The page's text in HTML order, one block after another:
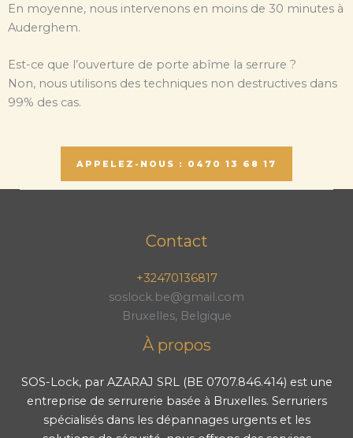
En moyenne, nous intervenons en moins de 30 minutes à
Auderghem.
Est-ce que l’ouverture de porte abîme la serrure ?
Non, nous utilisons des techniques non destructives dans
99% des cas.
APPELEZ-NOUS : 0470 13 68 17
Contact
+32470136817
soslock.be@gmail.com
Bruxelles, Belgique
À propos
SOS-Lock, par AZARAJ SRL (BE 0707.846.414) est une
entreprise de serrurerie basée à Bruxelles. Serruriers
spécialisés dans les dépannages urgents et les